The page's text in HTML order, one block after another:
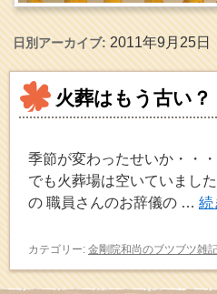
日別アーカイブ:2011年9月25日
火葬はもう古い？
季節が変わったせいか・・
でも火葬場は空いていまし
の 職員さんのお辞儀の … 続
カテゴリー: 金剛院和尚のブツブツ雑